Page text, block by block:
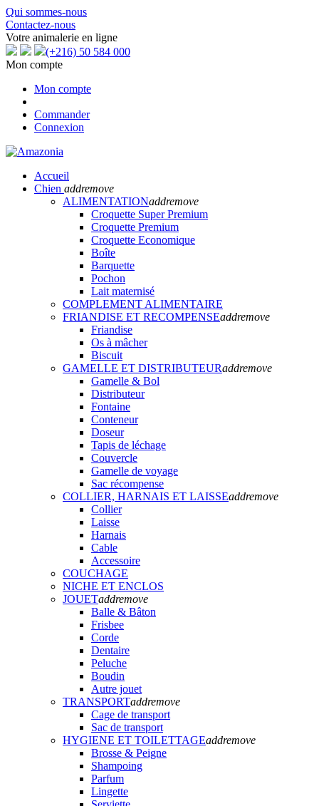
Qui sommes-nous
Contactez-nous
Votre animalerie en ligne
(+216) 50 584 000
Mon compte
Mon compte
Commander
Connexion
Accueil
Chien addremove
ALIMENTATIONaddremove
Croquette Super Premium
Croquette Premium
Croquette Economique
Boîte
Barquette
Pochon
Lait maternisé
COMPLEMENT ALIMENTAIRE
FRIANDISE ET RECOMPENSEaddremove
Friandise
Os à mâcher
Biscuit
GAMELLE ET DISTRIBUTEURaddremove
Gamelle & Bol
Distributeur
Fontaine
Conteneur
Doseur
Tapis de léchage
Couvercle
Gamelle de voyage
Sac récompense
COLLIER, HARNAIS ET LAISSEaddremove
Collier
Laisse
Harnais
Cable
Accessoire
COUCHAGE
NICHE ET ENCLOS
JOUETaddremove
Balle & Bâton
Frisbee
Corde
Dentaire
Peluche
Boudin
Autre jouet
TRANSPORTaddremove
Cage de transport
Sac de transport
HYGIENE ET TOILETTAGEaddremove
Brosse & Peigne
Shampoing
Parfum
Lingette